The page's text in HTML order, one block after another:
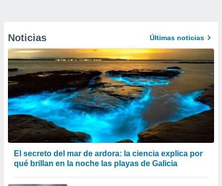
Noticias Últimas noticias
El secreto del mar de ardora: la ciencia explica por
qué brillan en la noche las playas de Galicia